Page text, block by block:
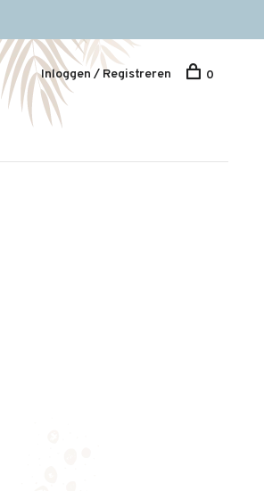
Inloggen / Registreren 0